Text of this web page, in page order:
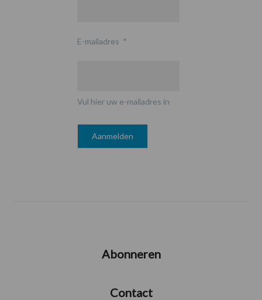
E-mailadres *
Vul hier uw e-mailadres in
Abonneren
Contact